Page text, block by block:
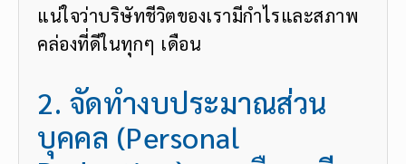
แน่ใจว่าบริษัทชีวิตของเรามีกำไรและสภาพ
คล่องที่ดีในทุกๆ เดือน
2. จัดทำงบประมาณส่วน
บุคคล (Personal